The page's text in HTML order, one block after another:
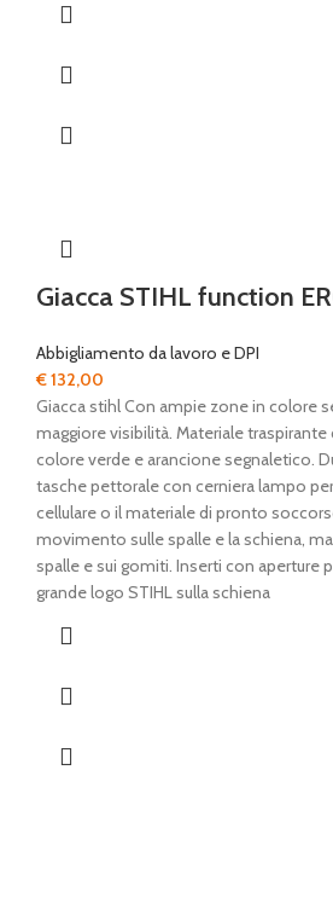
Giacca STIHL function
Abbigliamento da lavoro e DPI
€132,00
Giacca stihl Con ampie zone in colore
maggiore visibilità. Materiale
colore verde e arancione segnaletico.
tasche pettorale con cerniera lampo
cellulare o il materiale di pronto
movimento sulle spalle e la schiena,
spalle e sui gomiti. Inserti con aperture
grande logo STIHL sulla schiena